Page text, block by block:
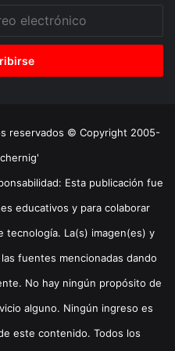
reservados © Copyright 2005-
Esta publicación fue
educativos y para colaborar
tecnología. La(s) imagen(es) y
fuentes mencionadas dando
No hay ningún propósito de
alguno. Ningún ingreso es
este contenido. Todos los